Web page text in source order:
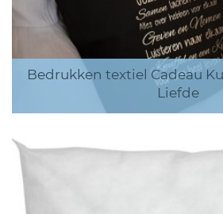
Bedrukken textiel Cadeau
Liefde